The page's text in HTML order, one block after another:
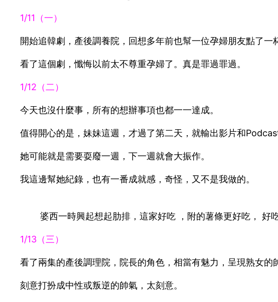
1/11（一）
開始追韓劇，產後調養院，回想多年前也幫一位孕婦朋友點了一
看了這個劇，懺悔以前太不尊重孕婦了。真是罪過罪過。
1/12（二）
今天也沒什麼事，所有的想辦事項也都一一達成。
值得開心的是，妹妹這週，才過了第二天，就輸出影片和Podcast
她可能就是需要耍廢一週，下一週就會大振作。
我這邊幫她紀錄，也有一番成就感，奇怪，又不是我做的。
婆西一時興起想起肋排，這家好吃 ，附的薯條更好吃， 好
1/13（三）
看了兩集的產後調理院，院長的角色，相當有魅力，呈現熟女的
刻意打扮成中性或叛逆的帥氣，太刻意。